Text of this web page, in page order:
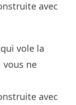
vole la
vous ne